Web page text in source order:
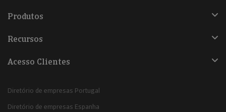
Produtos
Recursos
Acesso Clientes
Diretório de empresas Portugal
Diretório de empresas Espanha